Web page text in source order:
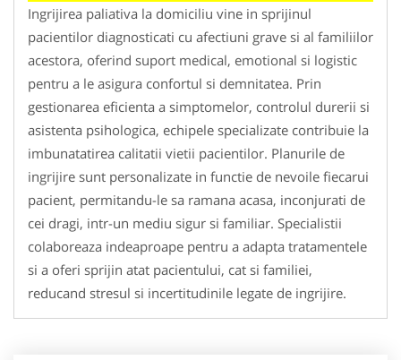
Ingrijirea paliativa la domiciliu vine in sprijinul
pacientilor diagnosticati cu afectiuni grave si al familiilor
acestora, oferind suport medical, emotional si logistic
pentru a le asigura confortul si demnitatea. Prin
gestionarea eficienta a simptomelor, controlul durerii si
asistenta psihologica, echipele specializate contribuie la
imbunatatirea calitatii vietii pacientilor. Planurile de
ingrijire sunt personalizate in functie de nevoile fiecarui
pacient, permitandu-le sa ramana acasa, inconjurati de
cei dragi, intr-un mediu sigur si familiar. Specialistii
colaboreaza indeaproape pentru a adapta tratamentele
si a oferi sprijin atat pacientului, cat si familiei,
reducand stresul si incertitudinile legate de ingrijire.